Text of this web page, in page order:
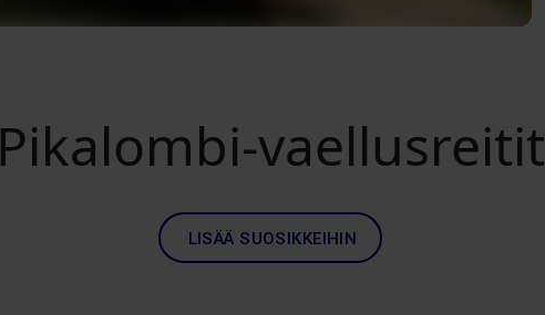
Pikalombi-vaellusreitit
LISÄÄ SUOSIKKEIHIN